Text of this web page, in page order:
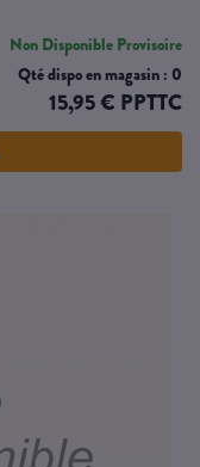
Non Disponible Provisoire
Qté dispo en magasin : 0
15,95 € PPTTC